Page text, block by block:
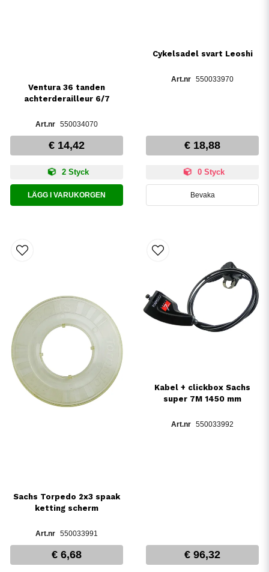
Ventura 36 tanden
achterderailleur 6/7
550034070
€ 14,42
2 Styck
LÄGG I VARUKORGEN
Cykelsadel svart Leoshi
550033970
€ 18,88
0 Styck
Bevaka
Sachs Torpedo 2x3 spaak
ketting scherm
550033991
€ 6,68
Kabel + clickbox Sachs
super 7M 1450 mm
550033992
€ 96,32